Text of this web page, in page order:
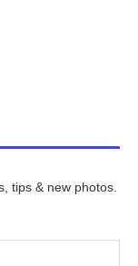
tips & new photos.